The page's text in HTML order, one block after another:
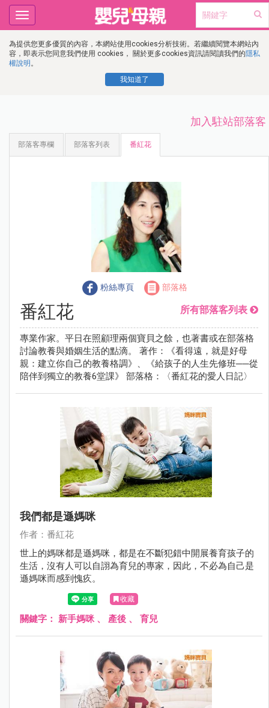
為提供您更多優質的內容，本網站使用cookies分析技術。若繼續閱覽本網站內
容，即表示您同意我們使用 cookies， 關於更多cookies資訊請閱讀我們的隱私
權說明 。
我知道了
Toggle
navigation
加入駐站部落客
部落客專欄 部落客列表 番紅花
粉絲專頁 部落格
番紅花 所有部落客列表
專業作家。平日在照顧理兩個寶貝之餘，也著書或在部落格
討論教養與婚姻生活的點滴。 著作：《看得遠，就是好母
親：建立你自己的教養格調》、《給孩子的人生先修班──從
陪伴到獨立的教養6堂課》 部落格：〈番紅花的愛人日記〉
我們都是遜媽咪
作者：番紅花
世上的媽咪都是遜媽咪，都是在不斷犯錯中開展養育孩子的
生活，沒有人可以自詡為育兒的專家，因此，不必為自己是
遜媽咪而感到愧疚。
收藏
關鍵字： 新手媽咪 、 產後 、 育兒